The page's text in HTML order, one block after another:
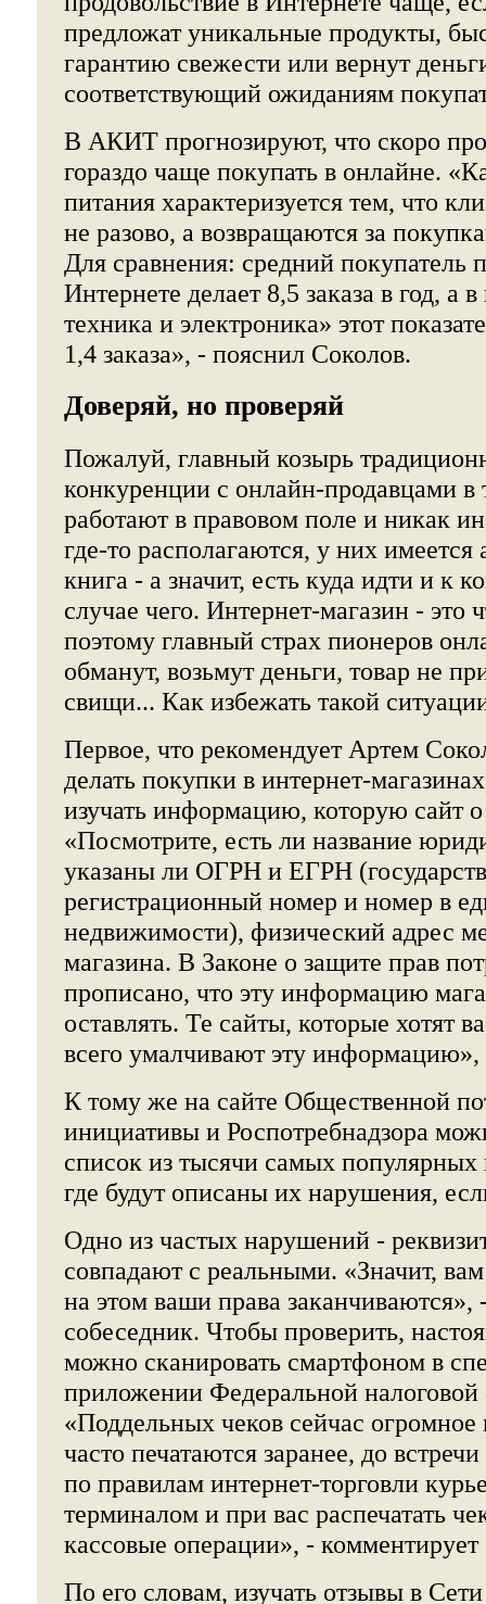
предложат уникальные продукты,
гарантию свежести или вернут
соответствующий ожиданиям
В АКИТ прогнозируют, что скоро
гораздо чаще покупать в онлайне.
питания характеризуется тем, что
не разово, а возвращаются за
Для сравнения: средний покупатель
Интернете делает 8,5 заказа в год, а
техника и электроника» этот
1,4 заказа», - пояснил Соколов.
Доверяй, но проверяй
Пожалуй, главный козырь
конкуренции с онлайн-продавцами в
работают в правовом поле и никак
где-то располагаются, у них имеется
книга - а значит, есть куда идти и к
случае чего. Интернет-магазин - это
поэтому главный страх пионеров
обманут, возьмут деньги, товар не
свищи... Как избежать такой
Первое, что рекомендует Артем
делать покупки в интернет-
изучать информацию, которую сайт о
«Посмотрите, есть ли название
указаны ли ОГРН и ЕГРН
регистрационный номер и номер в
недвижимости), физический адрес
магазина. В Законе о защите прав
прописано, что эту информацию
оставлять. Те сайты, которые хотят
всего умалчивают эту информацию»,
К тому же на сайте Общественной
инициативы и Роспотребнадзора
список из тысячи самых популярных
где будут описаны их нарушения,
Одно из частых нарушений -
совпадают с реальными. «Значит,
на этом ваши права
собеседник. Чтобы проверить,
можно сканировать смартфоном в
приложении Федеральной
«Поддельных чеков сейчас огромное
часто печатаются заранее, до
по правилам интернет-торговли
терминалом и при вас распечатать
кассовые операции», -
По его словам, изучать отзывы в